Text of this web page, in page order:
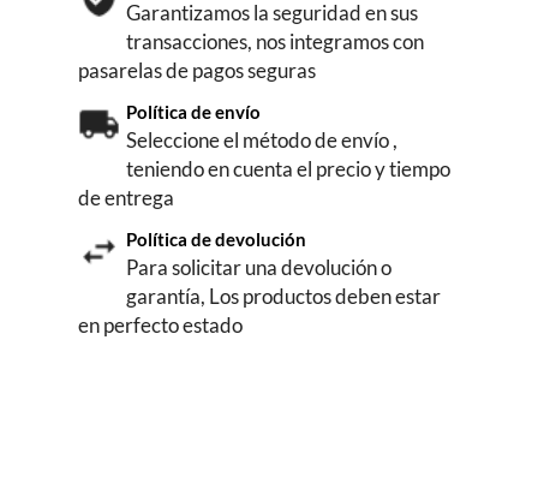
Garantizamos la seguridad en sus
transacciones, nos integramos con
pasarelas de pagos seguras
Política de envío
Seleccione el método de envío ,
teniendo en cuenta el precio y tiempo
de entrega
Política de devolución
Para solicitar una devolución o
garantía, Los productos deben estar
en perfecto estado